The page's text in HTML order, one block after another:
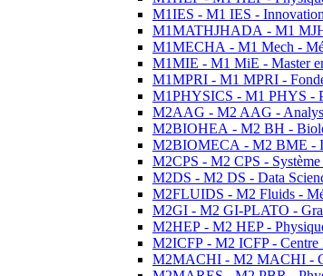
M1IES - M1 IES -
M1MATHJHADA - M1 MJH
M1MECHA - M1 Mech -
M1MIE - M1 MiE - Master
M1MPRI - M1 MPRI -
M1PHYSICS - M1 PHYS -
M2AAG - M2 AAG -
M2BIOHEA - M2 BH -
M2BIOMECA - M2 BME -
M2CPS - M2 CPS -
M2DS - M2 DS - Data
M2FLUIDS - M2 Fluids -
M2GI - M2 GI-PLATO -
M2HEP - M2 HEP -
M2ICFP - M2 ICFP - Centre
M2MACHI - M2 MACHI -